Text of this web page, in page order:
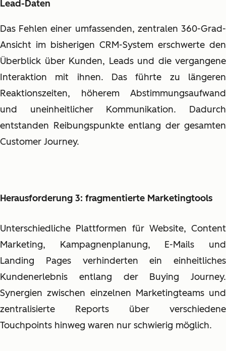
Lead-Daten
Das Fehlen einer umfassenden, zentralen 360-Grad-
Ansicht im bisherigen CRM-System erschwerte den
Überblick über Kunden, Leads und die vergangene
Interaktion mit ihnen. Das führte zu längeren
Reaktionszeiten, höherem Abstimmungsaufwand
und uneinheitlicher Kommunikation. Dadurch
entstanden Reibungspunkte entlang der gesamten
Customer Journey.
Herausforderung 3: fragmentierte Marketingtools
Unterschiedliche Plattformen für Website, Content
Marketing, Kampagnenplanung, E-Mails und
Landing Pages verhinderten ein einheitliches
Kundenerlebnis entlang der Buying Journey.
Synergien zwischen einzelnen Marketingteams und
zentralisierte Reports über verschiedene
Touchpoints hinweg waren nur schwierig möglich.